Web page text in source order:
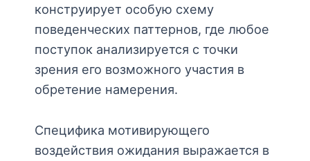
конструирует особую схему
поведенческих паттернов, где любое
поступок анализируется с точки
зрения его возможного участия в
обретение намерения.
Специфика мотивирующего
воздействия ожидания выражается в